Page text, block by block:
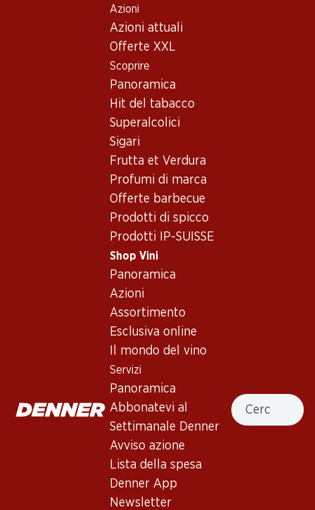
Azioni
Azioni attuali
Offerte XXL
Scoprire
Panoramica
Hit del tabacco
Superalcolici
Sigari
Frutta et Verdura
Profumi di marca
Offerte barbecue
Prodotti di spicco
Prodotti IP-SUISSE
Shop Vini
Panoramica
Azioni
Assortimento
Esclusiva online
Il mondo del vino
Servizi
Panoramica
Abbonatevi al
Settimanale Denner
Avviso azione
Lista della spesa
Denner App
Newsletter
Cercare
Vino/champagne
Vino rosso_old –
Proveniente da Austria
Schloss Bockfliess Grüner
129.–
Zweigelt Burg Reserve
2023
Bottiglia: 7.95
Landhaus Paul Zweigelt
Bottiglia: 9.95
Schloss Bockfliess Zweigelt